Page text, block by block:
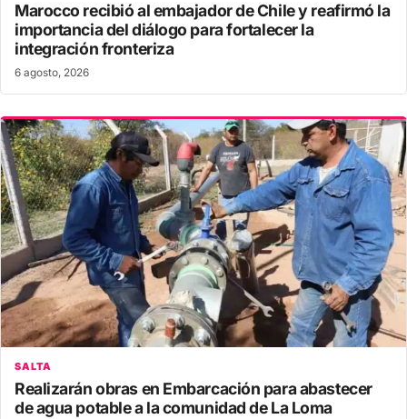
Marocco recibió al embajador de Chile y reafirmó la
importancia del diálogo para fortalecer la
integración fronteriza
6 agosto, 2026
SALTA
Realizarán obras en Embarcación para abastecer
de agua potable a la comunidad de La Loma